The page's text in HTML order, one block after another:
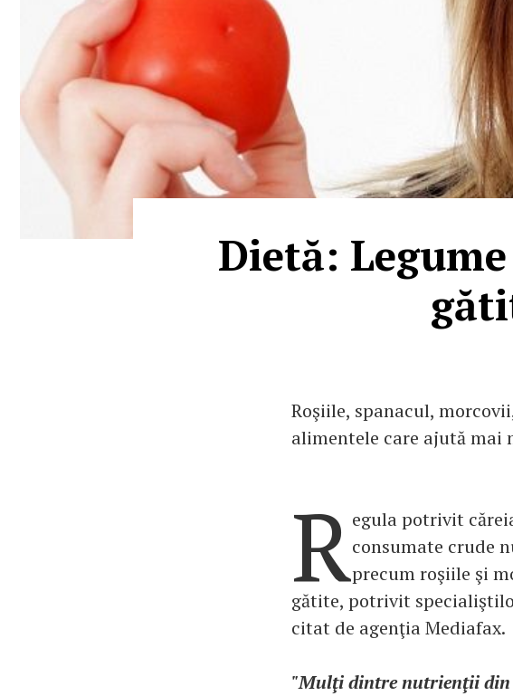
Dietă:
Roşiile, spanacul,
alimentele care ajută mai
Regula potrivit
consumate crude
precum roşiile şi
gătite, potrivit
citat de agenţia Mediafax.
"Mulţi dintre nutrienţii din